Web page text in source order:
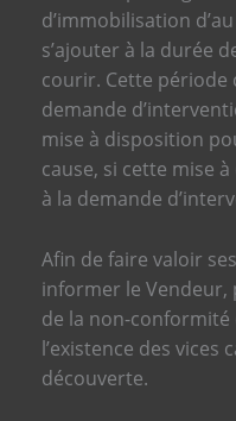
d’immobilisation
s’ajouter à la durée
courir. Cette
demande
mise à disposition
cause, si cette mise
à la demande
Afin de faire valoir
informer le
de la non-
l’existence des vices
découverte.